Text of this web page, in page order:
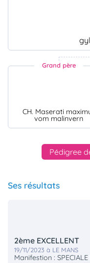
Grand père
CH. Maserati
vom malinvern
Pédigree
Ses résultats
2ème EXCELLENT
19/11/2023 à LE MANS
Manifestion :